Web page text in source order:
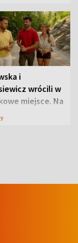
i
wrócili w
miejsce. Na